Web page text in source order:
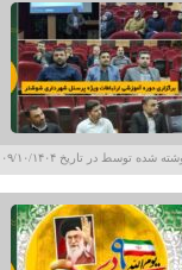
شده توسط در تاریخ ۰۹/۱۰/۱۴۰۴ ساعت ۱۰:۰۰ |